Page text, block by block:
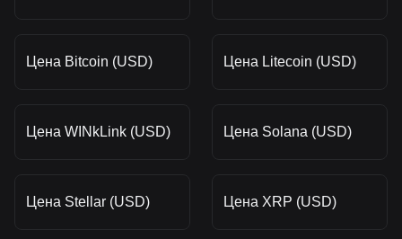
Цена Bitcoin (USD) Цена Litecoin (USD)
Цена WINkLink (USD) Цена Solana (USD)
Цена Stellar (USD) Цена XRP (USD)